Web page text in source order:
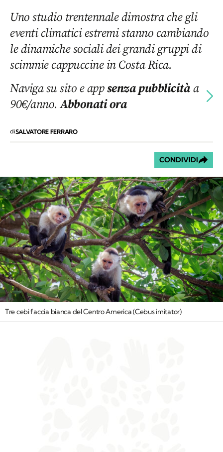
Uno studio trentennale dimostra che gli
eventi climatici estremi stanno cambiando
le dinamiche sociali dei grandi gruppi di
scimmie cappuccine in Costa Rica.
Naviga su sito e appsenza pubblicitàa
90€/anno.Abbonati ora
diSALVATORE FERRARO
CONDIVIDI
Tre cebi faccia bianca del Centro America (Cebus imitator)